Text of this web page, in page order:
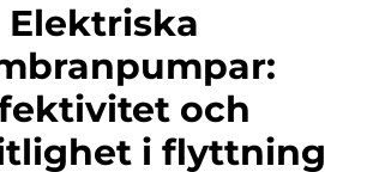
Elektriska
och
i flyttning